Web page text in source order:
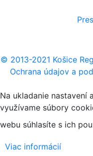
© 2013-2021 Košice
Ochrana údajov a
Na ukladanie nastavení
využívame súbory
webu súhlasíte s ich
Viac informácií